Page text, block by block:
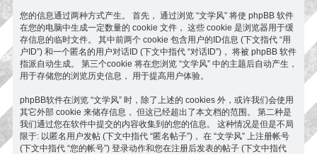
您的信息通过两种方式产生。 首先， 通过浏览 “文学风” 将使 phpBB 软件
在您的电脑中生成一定数量的 cookie 文件， 这些 cookie 是浏览器用于缓
存信息的临时文件。 其中前两个 cookie 包含用户的ID信息 (下文指代 “用
户ID”) 和一个匿名的用户对话ID (下文中指代 “对话ID”)， 将被 phpBB 软件
指派自动生成。 第三个cookie 将在您浏览 “文学风” 中的主题后自动产生，
用于存储您的浏览历史信息， 用于提高用户体验。
phpBB软件在浏览 “文学风” 时，除了上述的 cookies 外，或许我们会使用
其它外部 cookie 来储存信息， 但这已经超出了本文档的范围。 第二种是
我们通过您在软件中提交的内容收集到的您的信息。 这种情况是但是不局
限于: 以匿名用户发帖 (下文中指代 “匿名帖子”)， 在 “文学风” 上注册帐号
(下文中指代 “您的帐号”) 登录动作和您在注册后发表的帖子 (下文中指代